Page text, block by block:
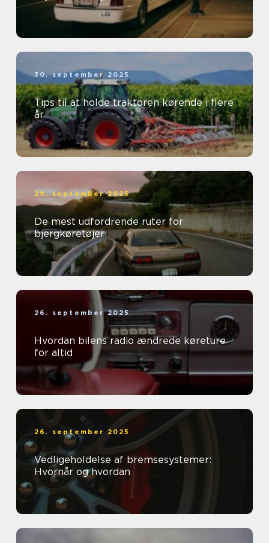
30. september 2025
Tips til at holde traktoren kørende i flere
år
29. september 2025
De mest udfordrende ruter for
bjergkøretøjer
26. september 2025
Hvordan bilens radio ændrede køreture
for altid
26. september 2025
Vedligeholdelse af bremsesystemer:
Hvornår og hvordan